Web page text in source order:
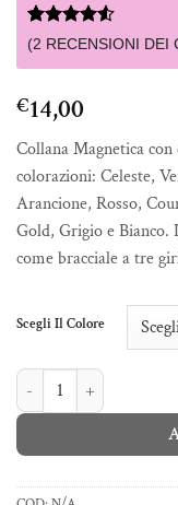
Valutato
4.5
su base di
2
(2 RECENSIONI DEI
€14,00
Collana Magnetica
colorazioni: Celeste,
Arancione, Rosso,
Gold, Grigio e Bianco.
come bracciale a tre
Scegli Il Colore
COLLANA MAGNETICA